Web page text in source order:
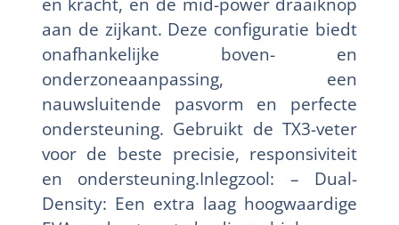
aan de zijkant. Deze configuratie biedt
onafhankelijke boven- en
onderzoneaanpassing, een
nauwsluitende pasvorm en perfecte
ondersteuning. Gebruikt de TX3-veter
voor de beste precisie, responsiviteit
en ondersteuning.Inlegzool: – Dual-
Density: Een extra laag hoogwaardige